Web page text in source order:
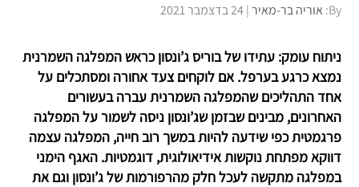
By: אוריה בר-מאיר Posted
24 בדצמבר 2021
ניתוח עומק: עתידו של בוריס ג’ונסון כראש המפלגה השמרנית
נמצא כרגע בערפל. אם לוקחים צעד אחורה ומסתכלים על
אחד התהליכים שהמפלגה השמרנית עברה בעשורים
האחרונים, מבינים שבזמן שג’ונסון ניסה לשמור על המפלגה
פרגמטית כפי שידעה להיות במשך רוב חייה, המפלגה עצמה
דווקא מפתחת נוקשות אידיאולוגית, דוגמטיות. האגף הימני
במפלגה מתקשה לעכל חלק מהרפורמות של ג’ונסון וגם את